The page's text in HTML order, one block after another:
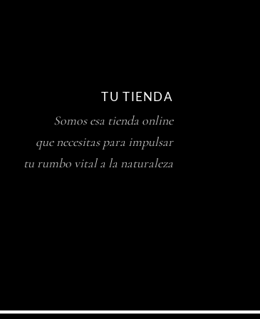
TU TIENDA
Somos esa tienda online
que necesitas para impulsar
tu rumbo vital a la naturaleza